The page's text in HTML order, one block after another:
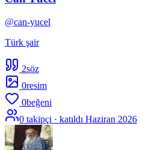
@can-yucel
Türk şair
2söz
0resim
0beğeni
0 takipçi · katıldı Haziran 2026